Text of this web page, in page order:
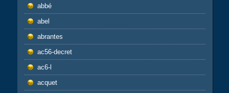
abbé
abel
abrantes
ac56-decret
ac6-l
acquet